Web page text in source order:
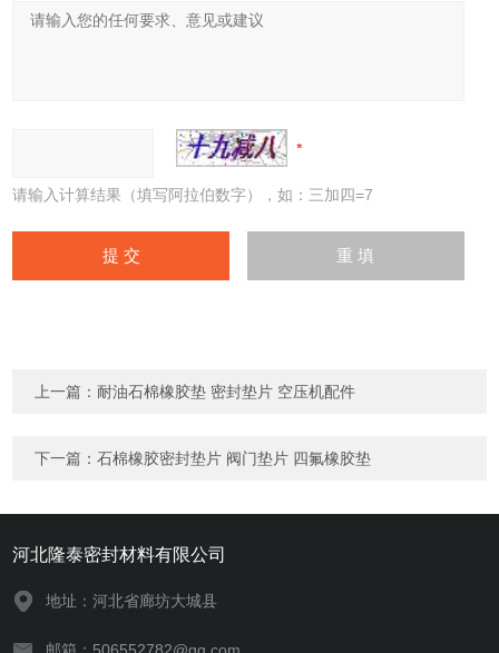
请输入计算结果（填写阿拉伯数字），如：三加四=7
上一篇： 耐油石棉橡胶垫 密封垫片 空压机配件
下一篇：石棉橡胶密封垫片 阀门垫片 四氟橡胶垫
河北隆泰密封材料有限公司
地址：河北省廊坊大城县